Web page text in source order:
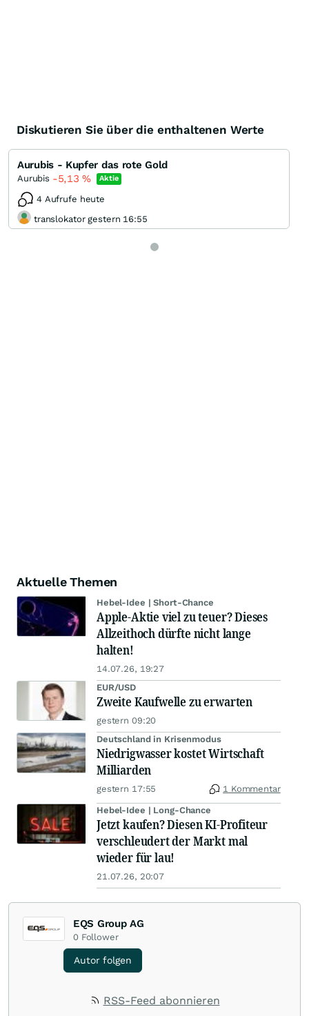
Diskutieren Sie über die enthaltenen Werte
Aurubis - Kupfer das rote Gold
Aurubis -5,13% Aktie
4 Aufrufe heute
translokator gestern 16:55
Aktuelle Themen
Hebel-Idee | Short-Chance
Apple-Aktie viel zu teuer? Dieses
Allzeithoch dürfte nicht lange
halten!
14.07.26, 19:27
EUR/USD
Zweite Kaufwelle zu erwarten
gestern 09:20
Deutschland in Krisenmodus
Niedrigwasser kostet Wirtschaft
Milliarden
gestern 17:55 1 Kommentar
Hebel-Idee | Long-Chance
Jetzt kaufen? Diesen KI-Profiteur
verschleudert der Markt mal
wieder für lau!
21.07.26, 20:07
EQS Group AG
0 Follower
Autor folgen
RSS-Feed abonnieren